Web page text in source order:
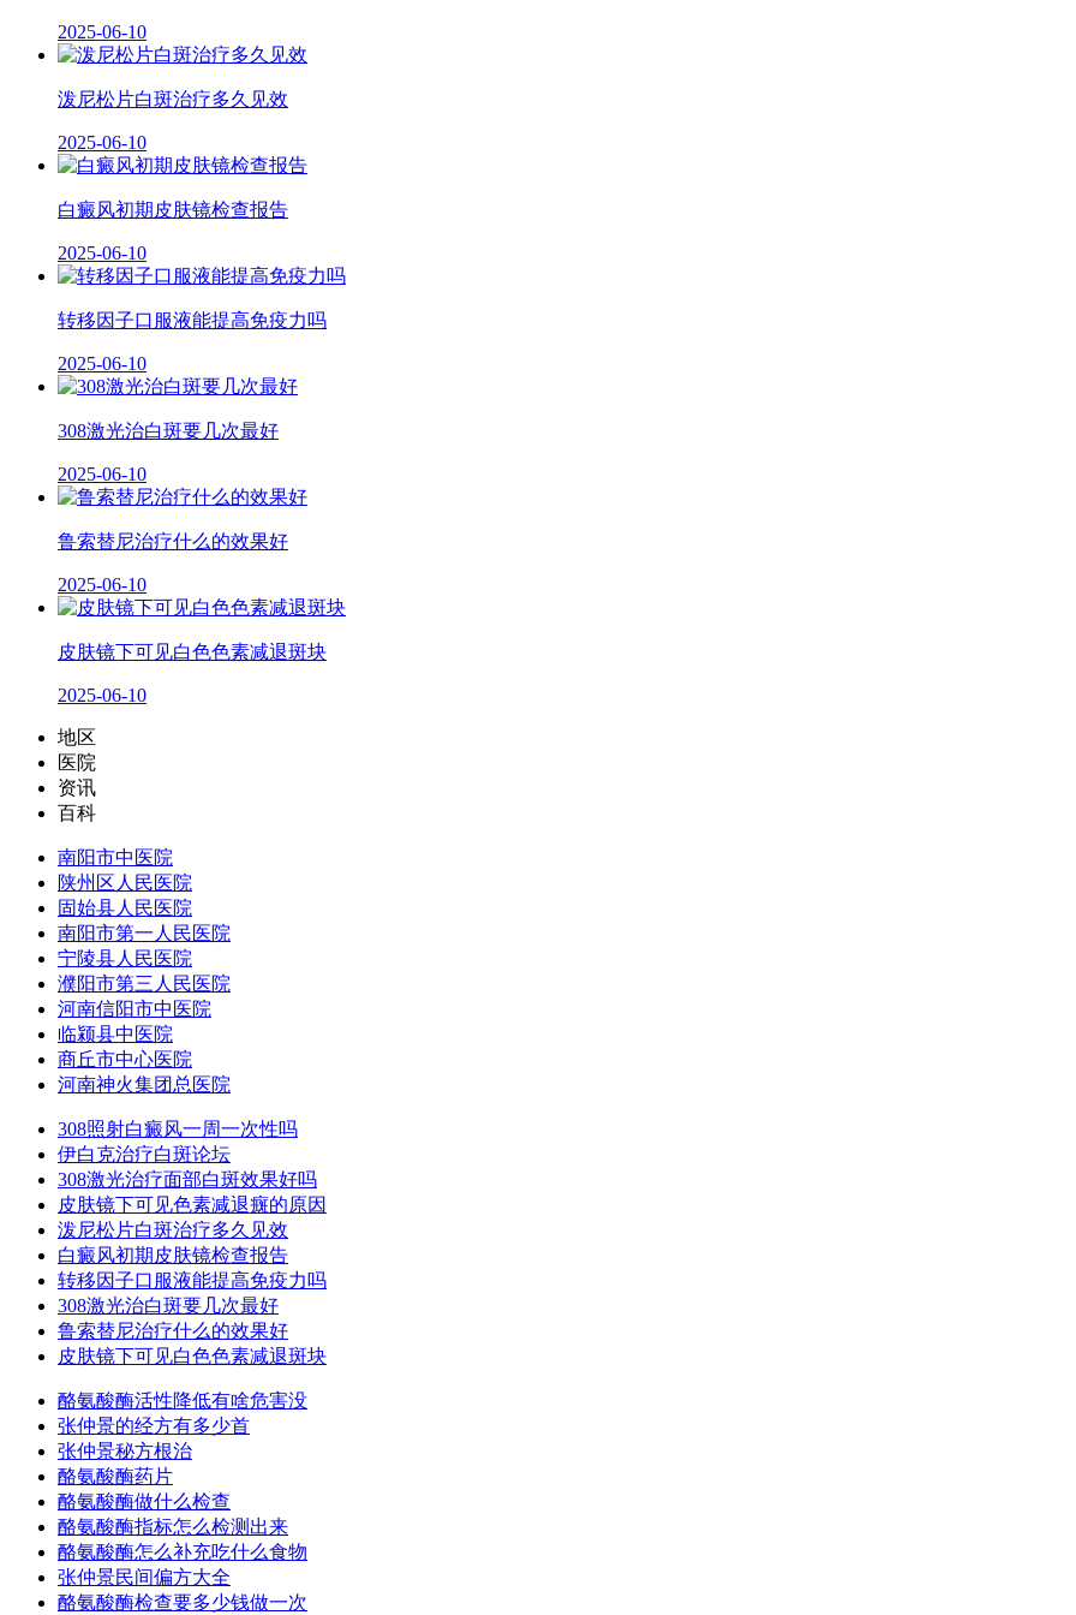
2025-06-10
泼尼松片白斑治疗多久见效
2025-06-10
白癜风初期皮肤镜检查报告
2025-06-10
转移因子口服液能提高免疫力吗
2025-06-10
308激光治白斑要几次最好
2025-06-10
鲁索替尼治疗什么的效果好
2025-06-10
皮肤镜下可见白色色素减退斑块
2025-06-10
地区
医院
资讯
百科
南阳市中医院
陕州区人民医院
固始县人民医院
南阳市第一人民医院
宁陵县人民医院
濮阳市第三人民医院
河南信阳市中医院
临颍县中医院
商丘市中心医院
河南神火集团总医院
308照射白癜风一周一次性吗
伊白克治疗白斑论坛
308激光治疗面部白斑效果好吗
皮肤镜下可见色素减退癍的原因
泼尼松片白斑治疗多久见效
白癜风初期皮肤镜检查报告
转移因子口服液能提高免疫力吗
308激光治白斑要几次最好
鲁索替尼治疗什么的效果好
皮肤镜下可见白色色素减退斑块
酪氨酸酶活性降低有啥危害没
张仲景的经方有多少首
张仲景秘方根治
酪氨酸酶药片
酪氨酸酶做什么检查
酪氨酸酶指标怎么检测出来
酪氨酸酶怎么补充吃什么食物
张仲景民间偏方大全
酪氨酸酶检查要多少钱做一次